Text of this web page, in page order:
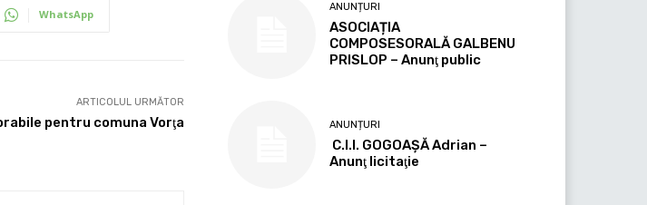
WhatsApp
ARTICOLUL URMĂTOR
pentru comuna Vorţa
ANUNȚURI
ASOCIAȚIA
COMPOSESORALĂ GALBENU
PRISLOP – Anunţ public
ANUNȚURI
C.I.I. GOGOAŞĂ Adrian –
Anunţ licitaţie